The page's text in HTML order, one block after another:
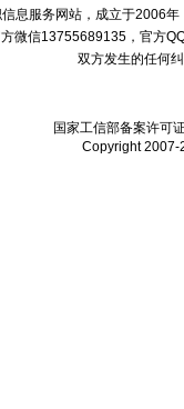
息服务网站，成立于2006
微信13755689135，官方
双方发生的任何
国家工信部备案许可
Copyright 2007-